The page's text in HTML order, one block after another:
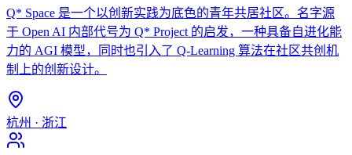
Q* Space 是一个以创新实践为底色的青年共居社区。名字源
于 Open AI 内部代号为 Q* Project 的启发，一种具备自进化能
力的 AGI 模型，同时也引入了 Q-Learning 算法在社区共创机
制上的创新设计。
杭州 · 浙江